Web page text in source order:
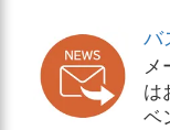
バ
は
ベ